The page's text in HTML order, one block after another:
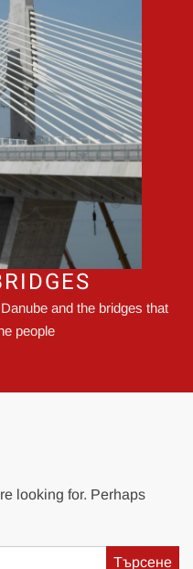
and the bridges that
people
looking for. Perhaps
Търсене